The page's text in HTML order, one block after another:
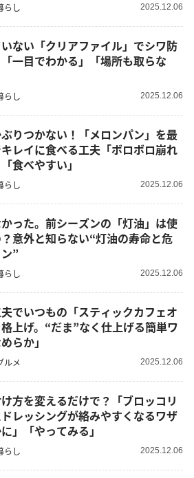
らし 2025.12.06
ない「クリアファイル」でシワ防
一目でわかる」「場所も取らな
らし 2025.12.06
りつかない！「メロンパン」を最
レイに食べる工夫「ボロボロ崩れ
食べやすい」
らし 2025.12.06
った。前シーズンの「灯油」は使
意外と知らない“灯油の寿命と危
”
らし 2025.12.06
でいつもの「スティックカフェオ
上げ。“だま”なく仕上げる簡単ワ
らか」
ルメ 2025.12.06
方を変えるだけで？「ブロッコリ
レッシングが絡みやすくなるワザ
に」「やってみる」
らし 2025.12.06